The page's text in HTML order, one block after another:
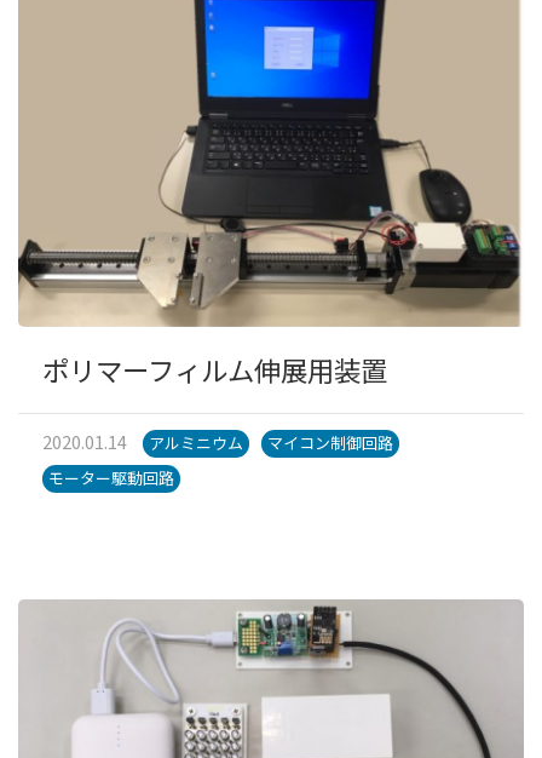
ポリマーフィルム伸展用装置
2020.01.14 アルミニウム
マイコン制御回路
モーター駆動回路